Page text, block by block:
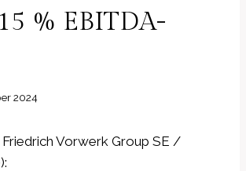
% EBITDA-
2024
Vorwerk Group SE /